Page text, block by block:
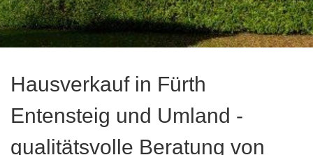
Hausverkauf in Fürth
Entensteig und Umland -
qualitätsvolle Beratung von